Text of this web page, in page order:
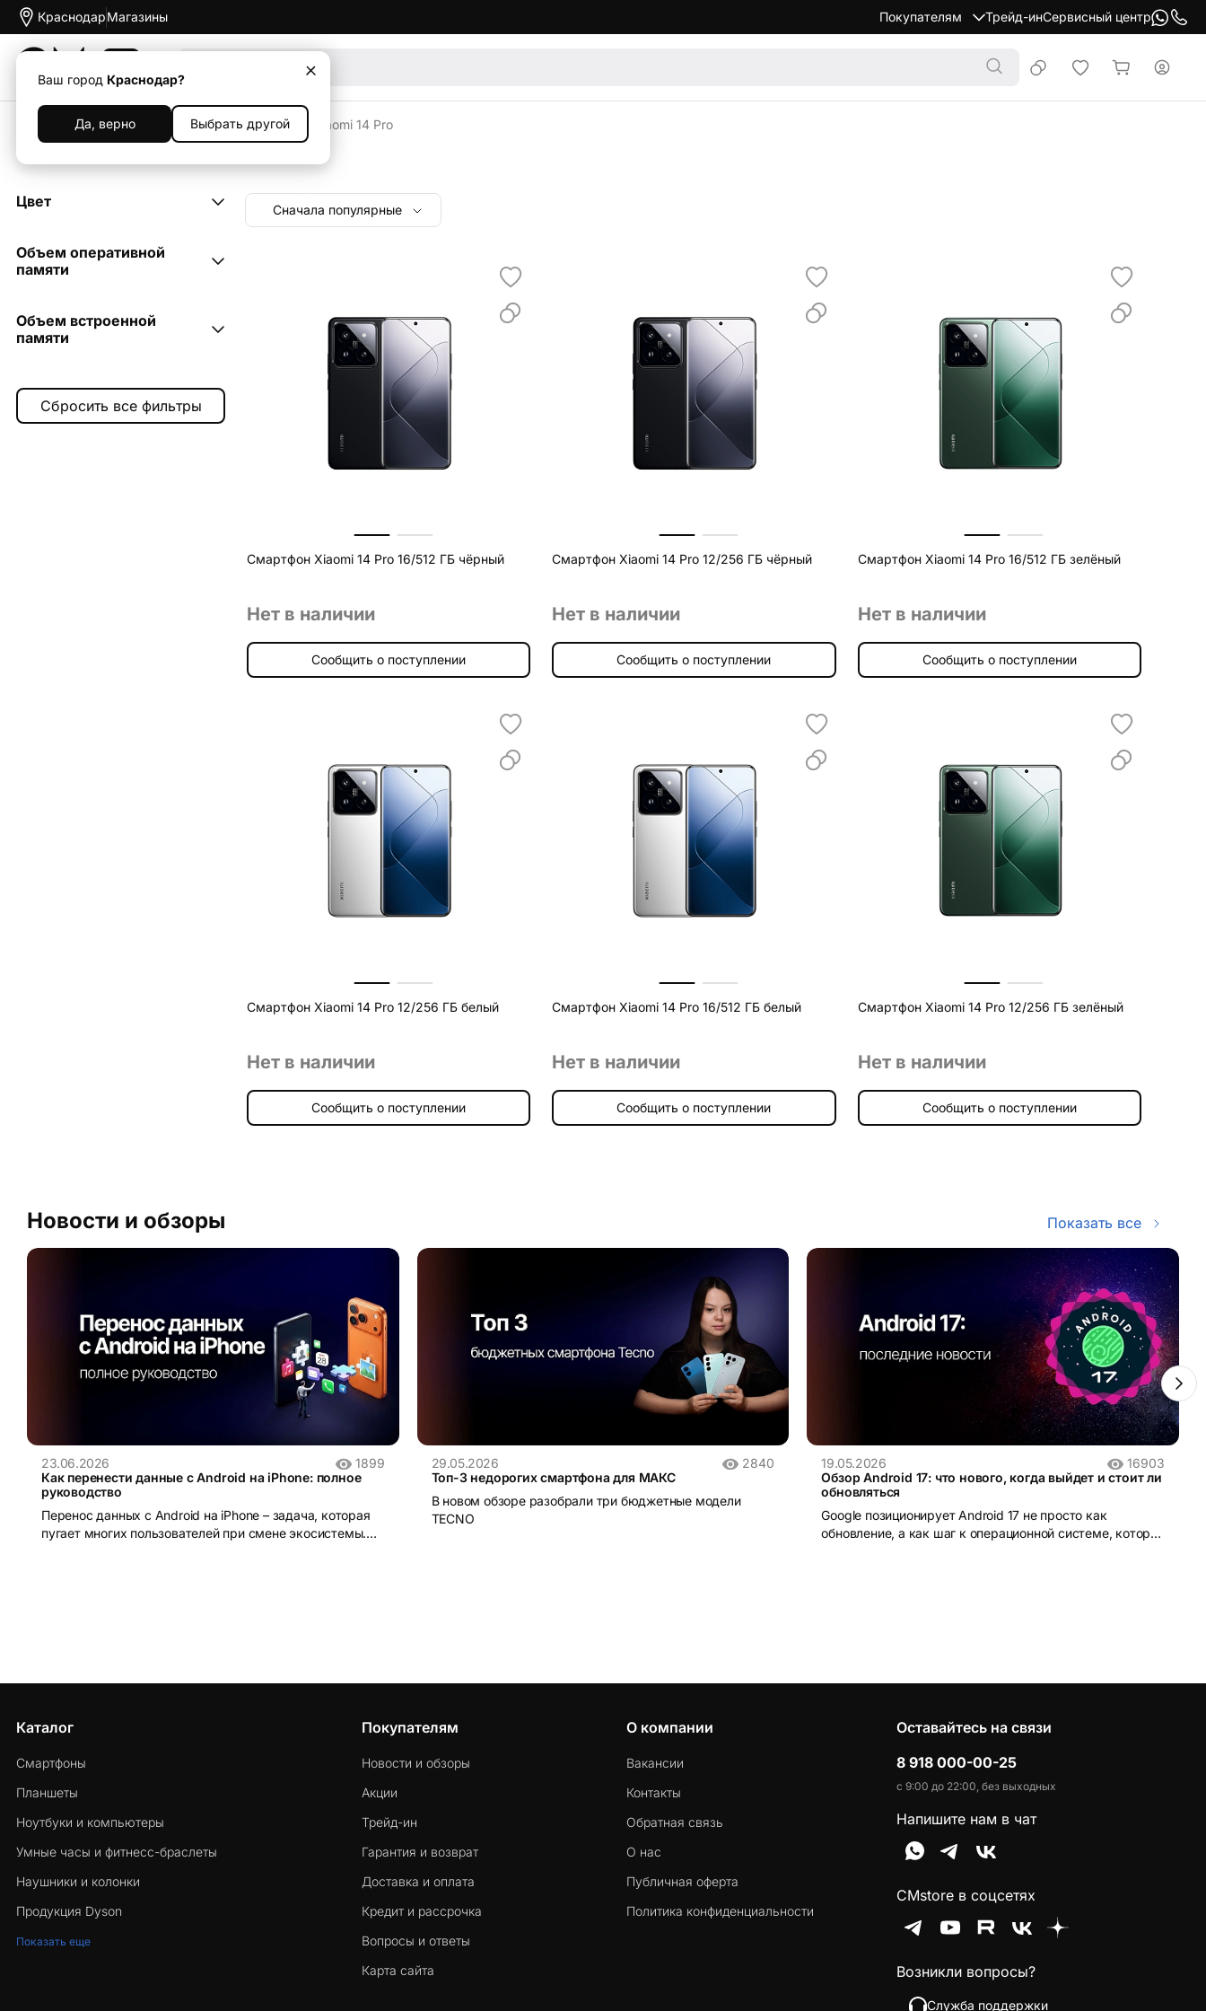
Краснодар
Ваш город Краснодар?
Да, верно Выбрать другой
Магазины Покупателям Трейд-инСервисный центр
Каталог Смартфоны Xiaomi Mi Xiaomi 14 Pro
Смартфоны Xiaomi 14 Pro
Цвет
зелёный
Объем оперативной
памяти
16 ГБ
Объем встроенной
памяти
512 ГБ3
Сначала популярные
Смартфон Xiaomi 14 Pro 16/512 ГБ чёрный
Нет в наличии
Сообщить о поступлении
Смартфон Xiaomi 14 Pro 12/256 ГБ чёрный
Нет в наличии
Сообщить о поступлении
Смартфон Xiaomi 14 Pro 16/512 ГБ зелёный
Нет в наличии
Сообщить о поступлении
Смартфон Xiaomi 14 Pro 12/256 ГБ белый
Нет в наличии
Сообщить о поступлении
Смартфон Xiaomi 14 Pro 16/512 ГБ белый
Нет в наличии
Сообщить о поступлении
Смартфон Xiaomi 14 Pro 12/256 ГБ зелёный
Нет в наличии
Сообщить о поступлении
Новости и обзоры Показать все
23.06.2026
1899
Как перенести данные с Android на iPhone: полное
руководство
Перенос данных с Android на iPhone – задача, которая
пугает многих пользователей при смене экосистемы.
29.05.2026
2840
Топ-3 недорогих смартфона для МАКС
В новом обзоре разобрали три бюджетные модели
TECNO
19.05.2026
16903
Обзор Android 17: что нового, когда выйдет и стоит ли
обновляться
Google позиционирует Android 17 не просто как
обновление, а как шаг к операционной системе, которая
Каталог
Смартфоны
Планшеты
Ноутбуки и компьютеры
Умные часы и фитнесс-браслеты
Наушники и колонки
Продукция Dyson
Показать еще
Покупателям
Новости и обзоры
Акции
Трейд-ин
Гарантия и возврат
Доставка и оплата
Кредит и рассрочка
Вопросы и ответы
Карта сайта
О компании
Вакансии
Контакты
Обратная связь
О нас
Публичная оферта
Политика конфиденциальности
Оставайтесь на связи
8 918 000-00-25
с 9:00 до 22:00, без выходных
Напишите нам в чат
CMstore в соцсетях
Возникли вопросы?
Служба поддержки